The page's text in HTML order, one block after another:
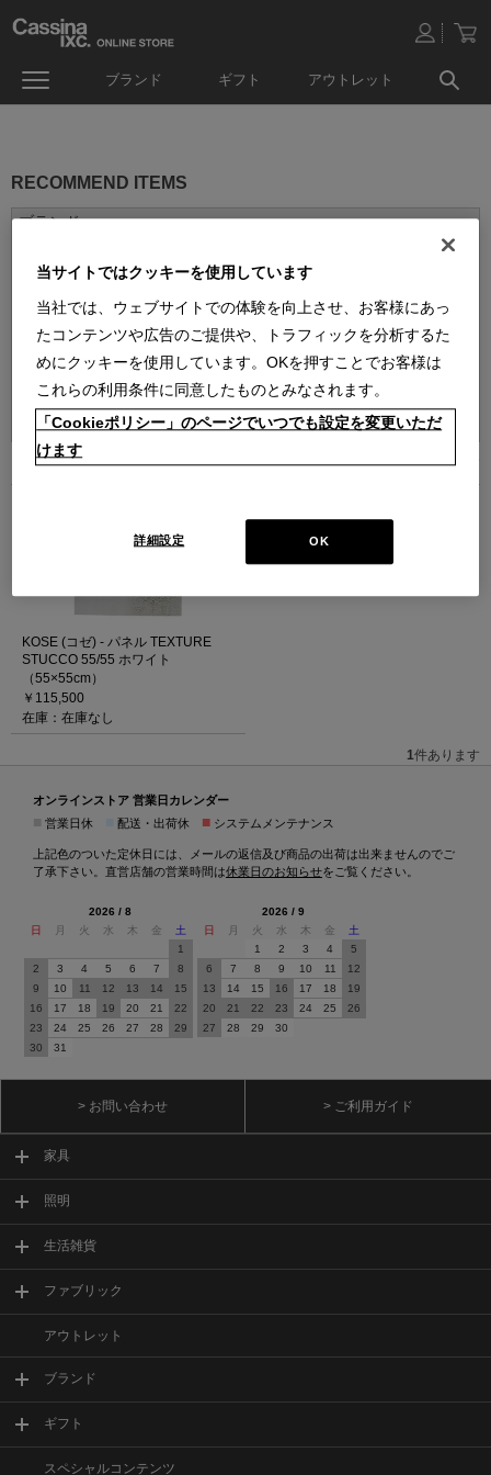
ブランド ギフト アウトレット
RECOMMEND ITEMS
並べ替え：
1件あります
KOSE (コゼ) - パネル TEXTURE
STUCCO 55/55 ホワイト
（55×55cm）
￥115,500
在庫：在庫なし
1件あります
オンラインストア 営業日カレンダー
営業日休 配送・出荷休 ■ システムメンテナンス
上記色のついた定休日には、メールの返信及び商品の出荷は出来ませんのでご
了承下さい。直営店舗の営業時間は休業日のお知らせをご覧ください。
2026 / 8
日
月 火 水 木 金
土
1
2
3 4 5 6 7
8
9
10 11 12 13 14
15
16
17 18 19 20 21
22
23
24 25 26 27 28
29
30
31
2026 / 9
日
月 火 水 木 金
土
1
2 3 4
5
6
7 8 9 10 11
12
13
14 15 16 17 18
19
20
21 22 23 24 25
26
27
28 29 30
> お問い合わせ > ご利用ガイド
家具
照明
生活雑貨
ファブリック
アウトレット
ブランド
ギフト
スペシャルコンテンツ
当サイトではクッキーを使用しています
当社では、ウェブサイトでの体験を向上させ、お客様にあっ
たコンテンツや広告のご提供や、トラフィックを分析するた
めにクッキーを使用しています。OKを押すことでお客様は
これらの利用条件に同意したものとみなされます。
「Cookieポリシー」のページでいつでも設定を変更いただ
けます
OK
詳細設定